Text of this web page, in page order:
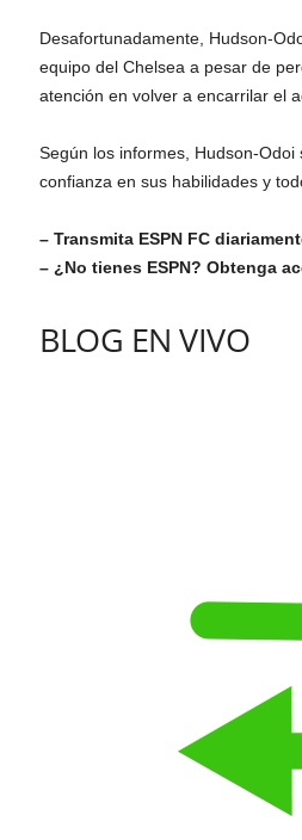
Desafortunadamente, Hudson-
equipo del Chelsea a pesar de
atención en volver a encarrilar el
Según los informes, Hudson-
confianza en sus habilidades y
– Transmita ESPN FC
– ¿No tienes ESPN? Obtenga
BLOG EN VIVO